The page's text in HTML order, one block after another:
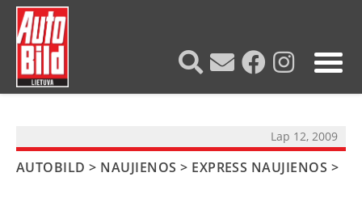
Lap 12, 2009
AUTOBILD > NAUJIENOS > EXPRESS NAUJIENOS >